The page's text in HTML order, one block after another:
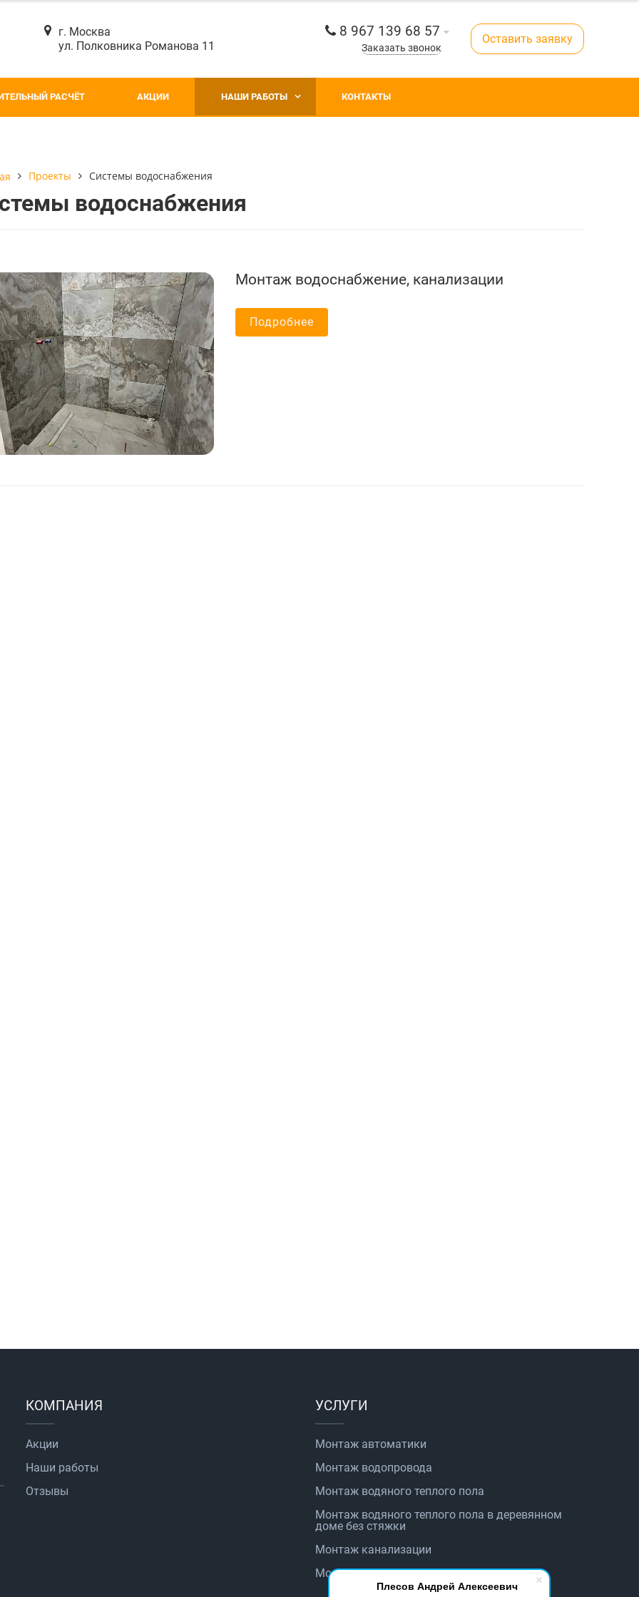
Плесов Андрей Алексеевич
г. Москва
ул. Полковника Романова 11
8 967 139 68 57
Заказать звонок
Оставить заявку
РАСЧЁТ АКЦИИ НАШИ РАБОТЫ КОНТАКТЫ
Проекты Системы водоснабжения
водоснабжения
Монтаж водоснабжение, канализации
Подробнее
КОМПАНИЯ
Акции
Наши работы
Отзывы
УСЛУГИ
Монтаж автоматики
Монтаж водопровода
Монтаж водяного теплого пола
Монтаж водяного теплого пола в деревянном
доме без стяжки
Монтаж канализации
Монтаж котельного оборудования